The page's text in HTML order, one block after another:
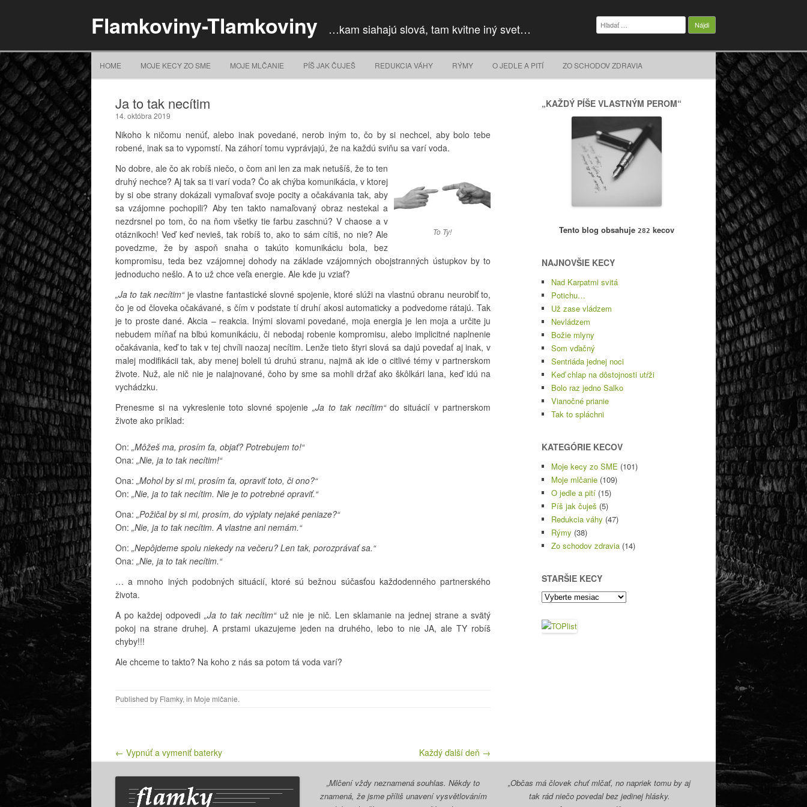
Flamkoviny-Tlamkoviny …kam siahajú slová, tam kvitne iný svet…
Hľadať:
HOME MOJE KECY ZO SME MOJE MLČANIE PÍŠ JAK ČUJEŠ REDUKCIA VÁHY RÝMY O JEDLE A PITÍ ZO SCHODOV ZDRAVIA
Ja to tak necítim
14. októbra 2019
Nikoho k ničomu nenúť, alebo inak povedané, nerob iným to, čo by si nechcel, aby bolo tebe
robené, inak sa to vypomstí. Na záhorí tomu vyprávjajú, že na každú sviňu sa varí voda.
To Ty!
No dobre, ale čo ak robíš niečo, o čom ani len za mak netušíš, že to ten
druhý nechce? Aj tak sa ti varí voda? Čo ak chýba komunikácia, v ktorej
by si obe strany dokázali vymaľovať svoje pocity a očakávania tak, aby
sa vzájomne pochopili? Aby ten takto namaľovaný obraz nestekal a
nezdrsnel po tom, čo na ňom všetky tie farbu zaschnú? V chaose a v
otáznikoch! Veď keď nevieš, tak robíš to, ako to sám cítiš, no nie? Ale
povedzme, že by aspoň snaha o takúto komunikáciu bola, bez
kompromisu, teda bez vzájomnej dohody na základe vzájomných obojstranných ústupkov by to
jednoducho nešlo. A to už chce veľa energie. Ale kde ju vziať?
„Ja to tak necítim“je vlastne fantastické slovné spojenie, ktoré slúži na vlastnú obranu neurobiť to,
čo je od človeka očakávané, s čím v podstate tí druhí akosi automaticky a podvedome rátajú. Tak
je to proste dané. Akcia – reakcia. Inými slovami povedané, moja energia je len moja a určite ju
nebudem míňať na blbú komunikáciu, či nebodaj robenie kompromisu, alebo implicitné naplnenie
očakávania, keď to tak v tej chvíli naozaj necítim. Lenže tieto štyri slová sa dajú povedať aj inak, v
malej modifikácii tak, aby menej boleli tú druhú stranu, najmä ak ide o citlivé témy v partnerskom
živote. Nuž, ale nič nie je nalajnované, čoho by sme sa mohli držať ako škôlkári lana, keď idú na
vychádzku.
Prenesme si na vykreslenie toto slovné spojenie „Ja to tak necítim“do situácií v partnerskom
živote ako príklad:
On: „Môžeš ma, prosím ťa, objať? Potrebujem to!“
Ona: „Nie, ja to tak necítim!“
Ona: „Mohol by si mi, prosím ťa, opraviť toto, či ono?“
On: „Nie, ja to tak necítim. Nie je to potrebné opraviť.“
Ona: „Požičal by si mi, prosím, do výplaty nejaké peniaze?“
On: „Nie, ja to tak necítim. A vlastne ani nemám.“
On: „Nepôjdeme spolu niekedy na večeru? Len tak, porozprávať sa.“
Ona: „Nie, ja to tak necítim.“
… a mnoho iných podobných situácií, ktoré sú bežnou súčasťou každodenného partnerského
života.
A po každej odpovedi„Ja to tak necítim“ už nie je nič. Len sklamanie na jednej strane a svätý
pokoj na strane druhej. A prstami ukazujeme jeden na druhého, lebo to nie JA, ale TY robíš
chyby!!!
Ale chceme to takto? Na koho z nás sa potom tá voda varí?
Published by Flamky, in Moje mlčanie.
Post navigation
← Vypnúť a vymeniť baterky Každý ďalší deň →
„KAŽDÝ PÍŠE VLASTNÝM PEROM“
Tento blog obsahuje 282 kecov
NAJNOVŠIE KECY
Nad Karpatmi svitá
Potichu…
Už zase vládzem
Nevládzem
Božie mlyny
Som vďačný
Sentriáda jednej noci
Keď chlap na dôstojnosti utŕži
Bolo raz jedno Salko
Vianočné prianie
Tak to spláchni
KATEGÓRIE KECOV
Moje kecy zo SME (101)
Moje mlčanie (109)
O jedle a pití (15)
Píš jak čuješ (5)
Redukcia váhy (47)
Rýmy (38)
Zo schodov zdravia (14)
STARŠIE KECY
Staršie
kecy
„Mlčení vždy neznamená souhlas. Někdy to
znamená, že jsme příliš unavení vysvětlováním
„Občas má človek chuť mlčať, no napriek tomu by aj
tak rád niečo povedal bez jedinej hlásky.